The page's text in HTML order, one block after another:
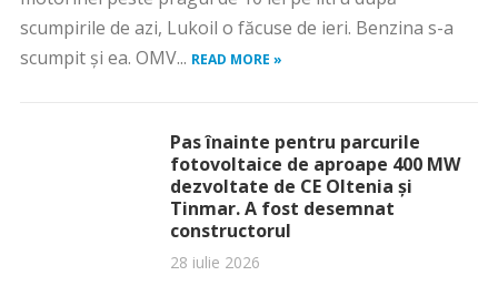
scumpirile de azi, Lukoil o făcuse de ieri. Benzina s-a
scumpit și ea. OMV... READ MORE »
Pas înainte pentru parcurile
fotovoltaice de aproape 400 MW
dezvoltate de CE Oltenia și
Tinmar. A fost desemnat
constructorul
28 iulie 2026